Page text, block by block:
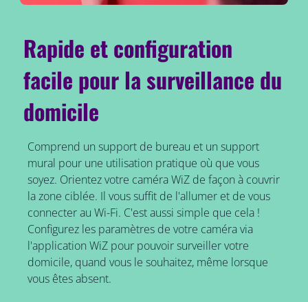
Rapide et configuration
facile pour la surveillance du
domicile
Comprend un support de bureau et un support
mural pour une utilisation pratique où que vous
soyez. Orientez votre caméra WiZ de façon à couvrir
la zone ciblée. Il vous suffit de l'allumer et de vous
connecter au Wi-Fi. C'est aussi simple que cela !
Configurez les paramètres de votre caméra via
l'application WiZ pour pouvoir surveiller votre
domicile, quand vous le souhaitez, même lorsque
vous êtes absent.